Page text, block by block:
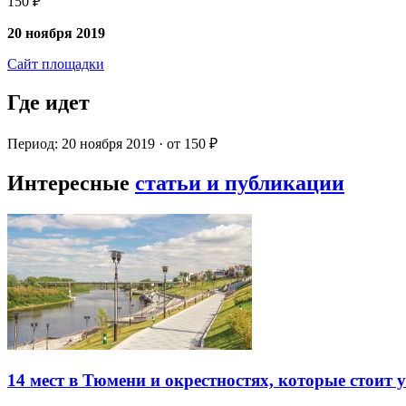
20 ноября 2019
Сайт площадки
Где идет
Период: 20 ноября 2019 · от 150 ₽
Интересные статьи и публикации
14 мест в Тюмени и окрестностях, которые стоит